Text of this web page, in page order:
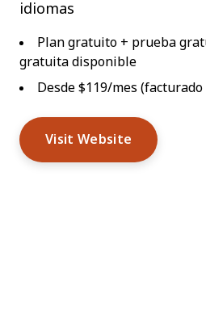
idiomas
Plan gratuito + prueba
gratuita disponible
Desde $119/mes
Visit Website